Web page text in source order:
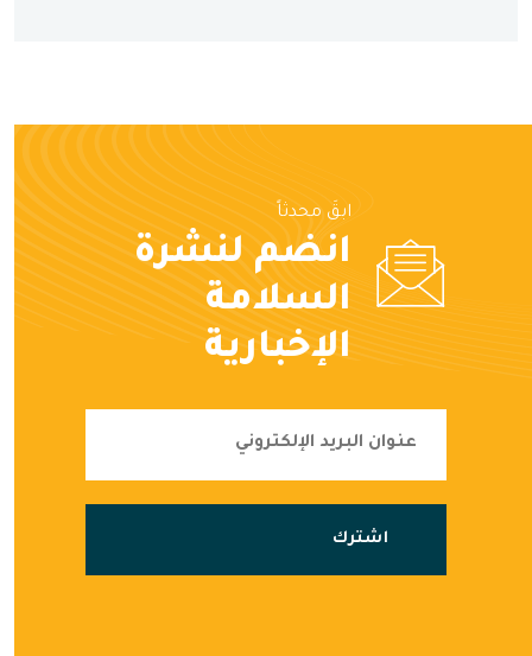
ابقَ محدثاً
انضم لنشرة
السلامة
الإخبارية
اشترك